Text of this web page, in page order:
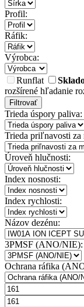
Profil:
Ráfik:
Výrobca:
Runflat
rozšírené hľadanie
Filtrovať
Trieda úspory paliva:
Trieda priľnavosti za
Úroveň hlučnosti:
Index nosnosti:
Index rychlosti:
Názov dezénu:
3PMSF (ANO/NIE):
Ochrana ráfika